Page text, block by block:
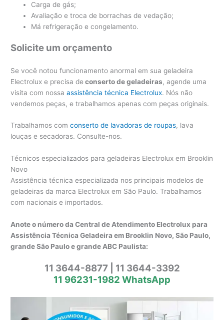
Carga de gás;
Avaliação e troca de borrachas de vedação;
Má refrigeração e congelamento.
Solicite um orçamento
Se você notou funcionamento anormal em sua geladeira
Electrolux e precisa de conserto de geladeiras, agende uma
visita com nossaassistência técnica Electrolux. Nós não
vendemos peças, e trabalhamos apenas com peças originais.
Trabalhamos comconserto de lavadoras de roupas, lava
louças e secadoras. Consulte-nos.
Técnicos especializados para geladeiras Electrolux em Brooklin
Novo
Assistência técnica especializada nos principais modelos de
geladeiras da marca Electrolux em São Paulo. Trabalhamos
com nacionais e importados.
Anote o número da Central de Atendimento Electrolux para
Assistência Técnica Geladeira em Brooklin Novo, São Paulo,
grande São Paulo e grande ABC Paulista:
11 3644-8877 | 11 3644-3392
11 96231-1982 WhatsApp